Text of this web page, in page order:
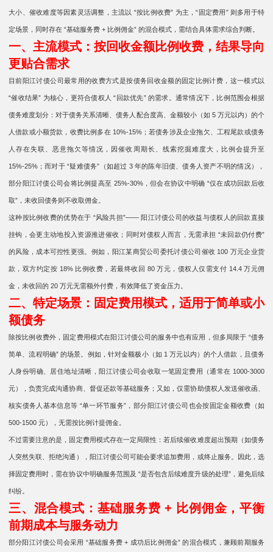
大小、催收难度等因素灵活调整，主流以 “按比例收费” 为主，“固定费用” 则多用于特
定场景，同时存在 “基础服务费 + 比例佣金” 的混合模式，需结合具体需求综合判断。
一、主流模式：按回收金额比例收费，结果导向
更贴合需求
目前阳江讨债公司最常用的收费方式是按债务回收金额的固定比例计费，这一模式以
“催收结果” 为核心，更符合债权人 “回款优先” 的需求。通常情况下，比例范围会根据
债务难度划分：对于债务关系清晰、债务人配合度高、金额较小（如 5 万元以内）的个
人借款或小额货款，收费比例多在 10%-15%；若债务涉及企业拖欠、工程尾款或债务
人存在失联、恶意拖欠等情况，因催收周期长、线索挖掘难度大，比例会提升至
15%-25%；而对于 “疑难债务”（如超过 3 年的陈年旧债、债务人资产不明的情况），
部分阳江讨债公司会将比例提高至 25%-30%，但会在协议中明确 “仅在成功回款后收
取”，未收回债务则不收取佣金。
这种按比例收费的优势在于 “风险共担”—— 阳江讨债公司的收益与债权人的回款直接
挂钩，会更主动地投入资源推进催收；同时对债权人而言，无需承担 “未回款仍付费”
的风险，成本可控性更强。例如，阳江某商贸公司委托讨债公司催收 100 万元企业货
款，双方约定按 18% 比例收费，若最终收回 80 万元，债权人仅需支付 14.4 万元佣
金，未收回的 20 万元无需额外付费，有效降低了资金压力。
二、特定场景：固定费用模式，适用于简单或小
额债务
除按比例收费外，固定费用模式在阳江讨债公司的服务中也有应用，但多局限于 “债务
简单、流程明确” 的场景。例如，针对金额极小（如 1 万元以内）的个人借款，且债务
人身份明确、居住地址清晰，阳江讨债公司会收取一笔固定费用（通常在 1000-3000
元），负责完成沟通协商、督促还款等基础服务；又如，仅需协助债权人发送催收函、
核实债务人基本信息等 “单一环节服务”，部分阳江讨债公司也会按固定金额收费（如
500-1500 元），无需按比例计提佣金。
不过需要注意的是，固定费用模式存在一定局限性：若后续催收难度超出预期（如债务
人突然失联、拒绝沟通），阳江讨债公司可能会要求追加费用，或终止服务。因此，选
择固定费用时，需在协议中明确服务范围及 “是否包含后续难度升级的处理”，避免后续
纠纷。
三、混合模式：基础服务费 + 比例佣金，平衡
前期成本与服务动力
部分阳江讨债公司会采用 “基础服务费 + 成功后比例佣金” 的混合模式，兼顾前期服务